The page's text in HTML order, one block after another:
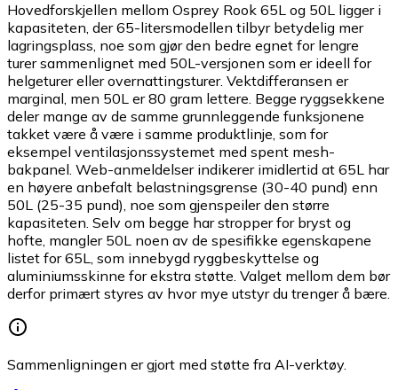
Hovedforskjellen mellom Osprey Rook 65L og 50L ligger i
kapasiteten, der 65-litersmodellen tilbyr betydelig mer
lagringsplass, noe som gjør den bedre egnet for lengre
turer sammenlignet med 50L-versjonen som er ideell for
helgeturer eller overnattingsturer. Vektdifferansen er
marginal, men 50L er 80 gram lettere. Begge ryggsekkene
deler mange av de samme grunnleggende funksjonene
takket være å være i samme produktlinje, som for
eksempel ventilasjonssystemet med spent mesh-
bakpanel. Web-anmeldelser indikerer imidlertid at 65L har
en høyere anbefalt belastningsgrense (30-40 pund) enn
50L (25-35 pund), noe som gjenspeiler den større
kapasiteten. Selv om begge har stropper for bryst og
hofte, mangler 50L noen av de spesifikke egenskapene
listet for 65L, som innebygd ryggbeskyttelse og
aluminiumsskinne for ekstra støtte. Valget mellom dem bør
derfor primært styres av hvor mye utstyr du trenger å bære.
Sammenligningen er gjort med støtte fra AI-verktøy.